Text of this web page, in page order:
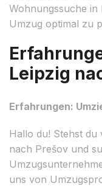
Wohnungssuche in
Umzug optimal zu
Leipzig
Erfahrungen:
Hallo du! Stehst du
nach Prešov und
uns von